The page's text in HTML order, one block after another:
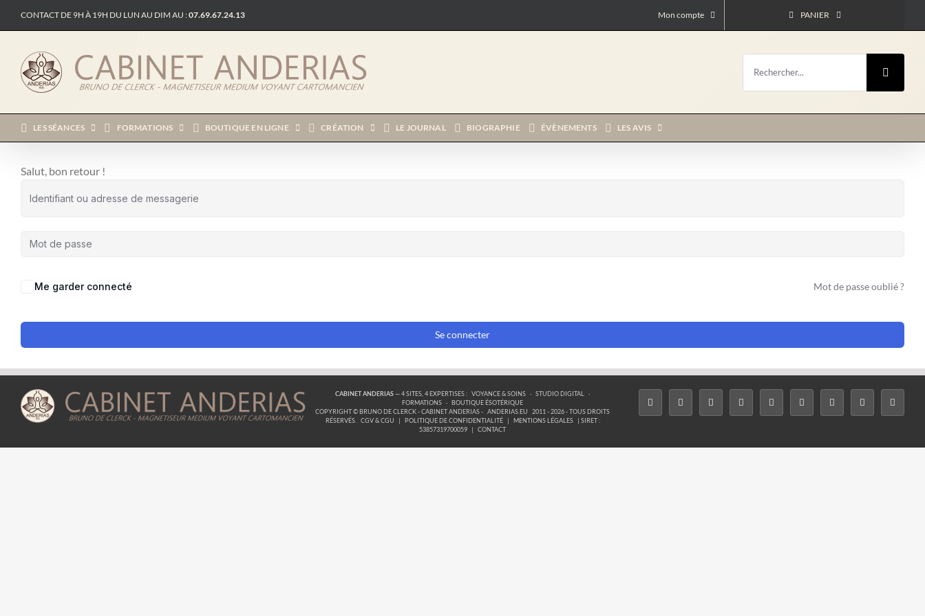
CONTACT DE 9H À 19H DU LUN AU DIM AU :07.69.67.24.13 Mon compte PANIER
LES SÉANCES FORMATIONS BOUTIQUE EN LIGNE CRÉATION LE JOURNAL BIOGRAPHIE ÉVÈNEMENTS LES AVIS
Salut, bon retour !
Me garder connecté Mot de passe oublié ?
Se connecter
CABINET ANDERIAS— 4 SITES, 4 EXPERTISES : VOYANCE & SOINS · STUDIO DIGITAL
·
FORMATIONS · BOUTIQUE ÉSOTÉRIQUE
COPYRIGHT © BRUNO DE CLERCK - CABINET ANDERIAS - ANDERIAS.EU
2011 - 2026 - TOUS DROITS
RÉSERVÉS.
CGV & CGU | POLITIQUE DE CONFIDENTIALITÉ | MENTIONS LÉGALES
| SIRET :
53857319700059
| CONTACT